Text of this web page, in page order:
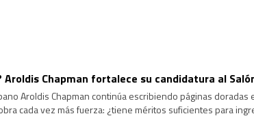
Aroldis Chapman fortalece su candidatura al
Aroldis Chapman continúa escribiendo páginas doradas
cada vez más fuerza: ¿tiene méritos suficientes para